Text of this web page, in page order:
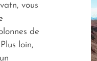
vous
de
loin,